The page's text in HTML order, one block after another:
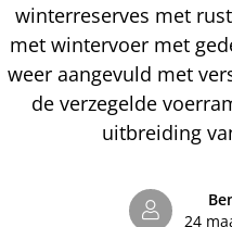
winterreserves met
met wintervoer met
weer aangevuld met
de verzegelde
uitbreiding
24